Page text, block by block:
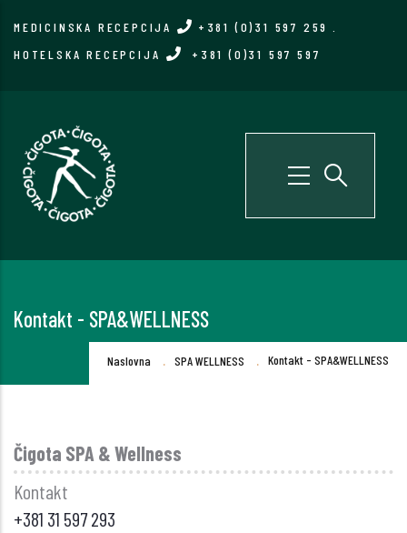
MEDICINSKA RECEPCIJA +381 (0)31 597 259
HOTELSKA RECEPCIJA
+381 (0)31 597 597
Kontakt - SPA&WELLNESS
Breadcrumb
Naslovna . SPA WELLNESS . Kontakt - SPA&WELLNESS
Čigota SPA & Wellness
Kontakt
+381 31 597 293